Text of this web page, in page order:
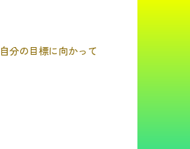
自分の目標に向かって